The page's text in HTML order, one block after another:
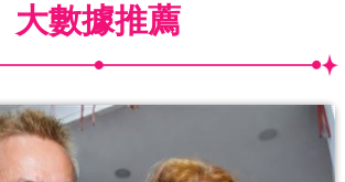
大數據推薦